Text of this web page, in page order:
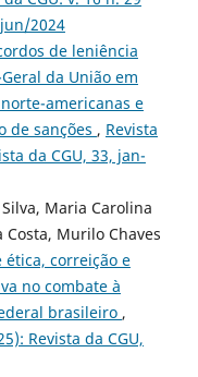
2024
de leniência
da União em
americanas e
de sanções , Revista
da CGU, 33, jan-
Maria Carolina
Murilo Chaves
ética, correição e
no combate à
brasileiro ,
Revista da CGU,